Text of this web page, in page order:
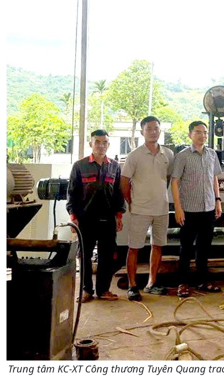
Trung tâm KC-XT Công thương Tuyên Quang